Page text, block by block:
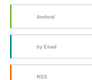
Android
by Email
RSS